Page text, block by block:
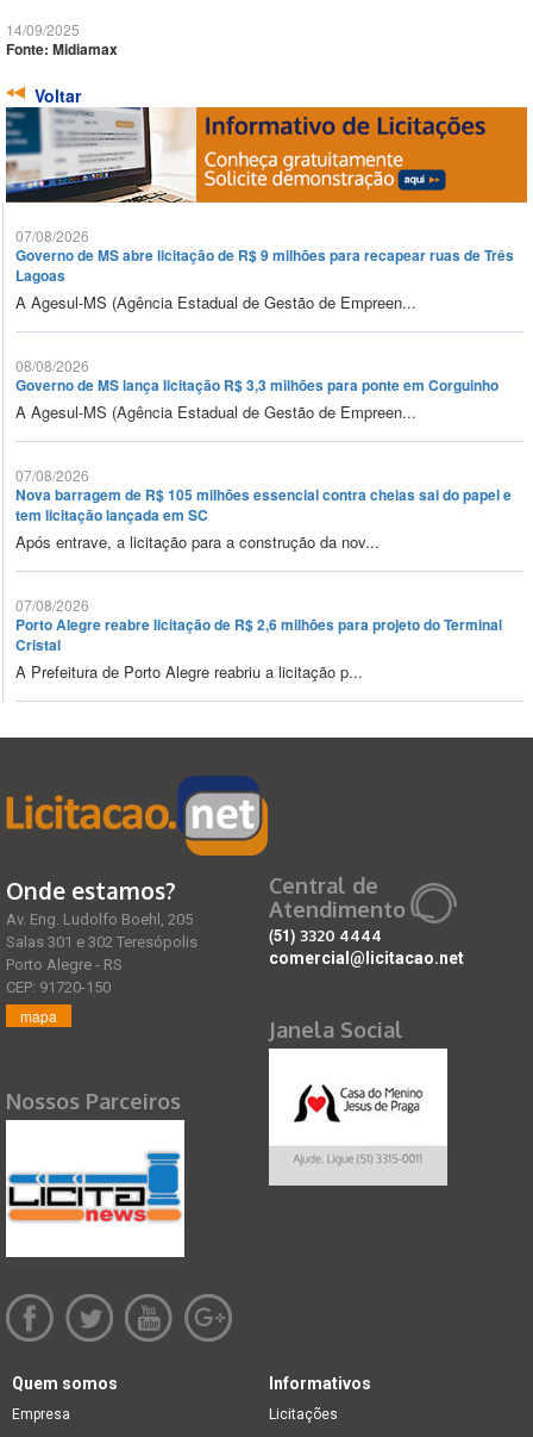
14/09/2025
Fonte: Midiamax
Voltar
07/08/2026
Governo de MS abre licitação de R$ 9 milhões para recapear ruas de Três
Lagoas
A Agesul-MS (Agência Estadual de Gestão de Empreen...
08/08/2026
Governo de MS lança licitação R$ 3,3 milhões para ponte em Corguinho
A Agesul-MS (Agência Estadual de Gestão de Empreen...
07/08/2026
Nova barragem de R$ 105 milhões essencial contra cheias sai do papel e
tem licitação lançada em SC
Após entrave, a licitação para a construção da nov...
07/08/2026
Porto Alegre reabre licitação de R$ 2,6 milhões para projeto do Terminal
Cristal
A Prefeitura de Porto Alegre reabriu a licitação p...
Onde estamos?
Av. Eng. Ludolfo Boehl, 205
Salas 301 e 302 Teresópolis
Porto Alegre - RS
CEP: 91720-150
mapa
Nossos Parceiros
Central de
Atendimento
(51) 3320 4444
comercial@licitacao.net
Janela Social
Quem somos
Empresa
Informativos
Licitações